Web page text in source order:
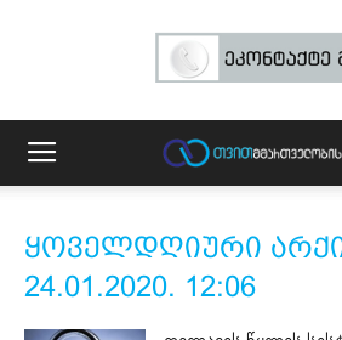
ყოველდღიური
24.01.2020. 12:06